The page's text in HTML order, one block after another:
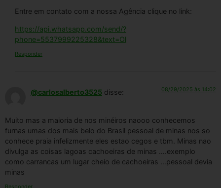
Entre em contato com a nossa Agência clique no link:
https://api.whatsapp.com/send/?
phone=5537999225328&text=Ol
Responder
@carlosalberto3525 disse: 08/29/2025 às 14:02
Muito mas a maioria de nos minéiros naooo conhecemos
furnas umas dos mais belo do Brasil pessoal de minas nos so
conhece praia infelizmente eles estao cegos e tbm. Minas nao
divulga as coisas lagoas cachoeiras de minas ….exemplo
como carrancas um lugar cheio de cachoeiras …pessoal devia
minas
Responder